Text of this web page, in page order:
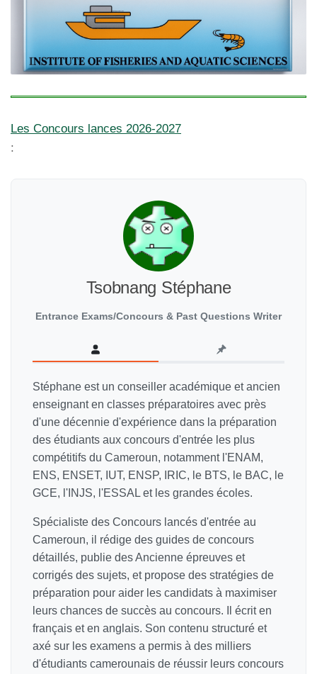
Les Concours lances 2026-2027
:
Tsobnang Stéphane
Entrance Exams/Concours & Past Questions Writer
Stéphane est un conseiller académique et ancien
enseignant en classes préparatoires avec près
d'une décennie d'expérience dans la préparation
des étudiants aux concours d'entrée les plus
compétitifs du Cameroun, notamment l'ENAM,
ENS, ENSET, IUT, ENSP, IRIC, le BTS, le BAC, le
GCE, l'INJS, l'ESSAL et les grandes écoles.
Spécialiste des Concours lancés d'entrée au
Cameroun, il rédige des guides de concours
détaillés, publie des Ancienne épreuves et
corrigés des sujets, et propose des stratégies de
préparation pour aider les candidats à maximiser
leurs chances de succès au concours. Il écrit en
français et en anglais. Son contenu structuré et
axé sur les examens a permis à des milliers
d'étudiants camerounais de réussir leurs concours